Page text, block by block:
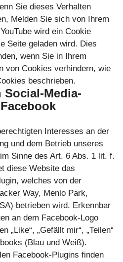
Sie dieses Verhalten
Melden Sie sich von Ihrem
wird ein Cookie
Seite geladen wird. Dies
wenn Sie in Ihrem
von Cookies verhindern, wie
beschrieben.
Media-
Interesses an der
und dem Betrieb unseres
Sinne des Art. 6 Abs. 1 lit. f.
diese Website das
welches von der
Way, Menlo Park,
betrieben wird. Erkennbar
an dem Facebook-Logo
„Like“, „Gefällt mir“, „Teilen“
(Blau und Weiß).
Facebook-Plugins finden